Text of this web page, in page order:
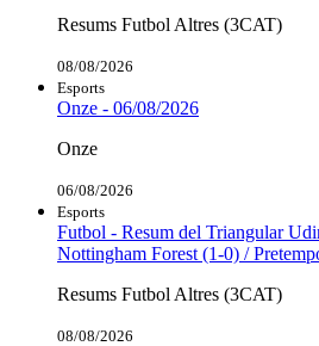
Resums Futbol Altres (3CAT)
08/08/2026
Esports
Onze - 06/08/2026
Onze
06/08/2026
Esports
Futbol - Resum del Triangular
Nottingham Forest (1-0) /
Resums Futbol Altres (3CAT)
08/08/2026